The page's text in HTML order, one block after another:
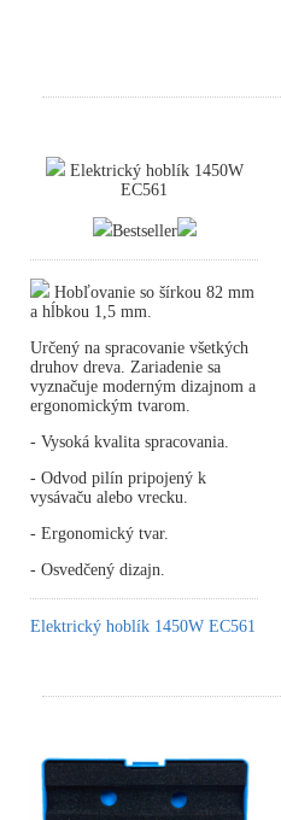
Elektrický hoblík 1450W
EC561
Bestseller
Hobľovanie so šírkou 82 mm
a hĺbkou 1,5 mm.
Určený na spracovanie všetkých
druhov dreva. Zariadenie sa
vyznačuje moderným dizajnom a
ergonomickým tvarom.
- Vysoká kvalita spracovania.
- Odvod pilín pripojený k
vysávaču alebo vrecku.
- Ergonomický tvar.
- Osvedčený dizajn.
Elektrický hoblík 1450W EC561